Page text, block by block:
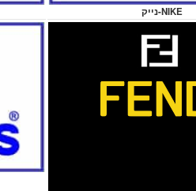
נייק-NIKE